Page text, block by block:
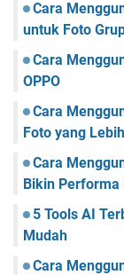
Cara
untuk Foto
Cara
OPPO
Cara
Foto yang
Cara
Bikin Performa
5 Tools AI
Mudah
Cara